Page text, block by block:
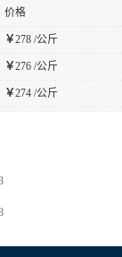
价格
￥278 /公斤
￥276 /公斤
￥274 /公斤